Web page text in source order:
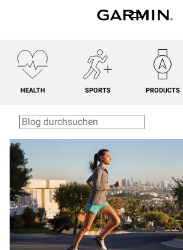
HEALTH SPORTS PRODUCTS